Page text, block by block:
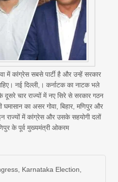
में कांग्रेस सबसे पार्टी है और उन्हें सरकार
नई दिल्ली,। कर्नाटक का नाटक भले
चार राज्यों में नए सिरे से सरकार गठन
घमासान का असर गोवा, बिहार, मणिपुर और
राज्यों में कांग्रेस और उसके सहयोगी दलों
के पूर्व मुख्यमंत्री ओकरम
, Karnataka Election,